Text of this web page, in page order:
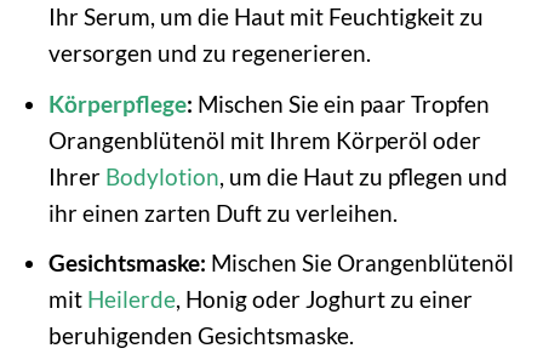
Ihr Serum, um die Haut mit Feuchtigkeit zu
versorgen und zu regenerieren.
Körperpflege: Mischen Sie ein paar Tropfen
Orangenblütenöl mit Ihrem Körperöl oder
Ihrer Bodylotion, um die Haut zu pflegen und
ihr einen zarten Duft zu verleihen.
Gesichtsmaske: Mischen Sie Orangenblütenöl
mit Heilerde, Honig oder Joghurt zu einer
beruhigenden Gesichtsmaske.